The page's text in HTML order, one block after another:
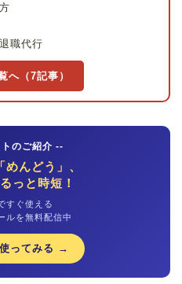
職代行
へ（7記事）
のご紹介 --
んどう」、
っと時短！
すぐ使える
ルを無料配信中
ってみる →